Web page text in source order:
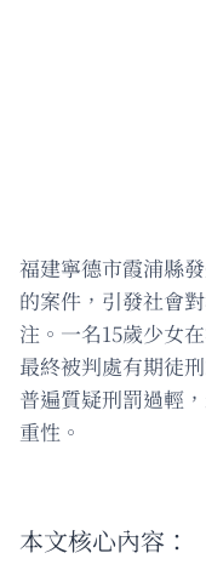
福建寧德市霞浦縣
的案件，引發社會
注。一名15歲少女
最終被判處有期徒
普遍質疑刑罰過輕
重性。
本文核心內容：